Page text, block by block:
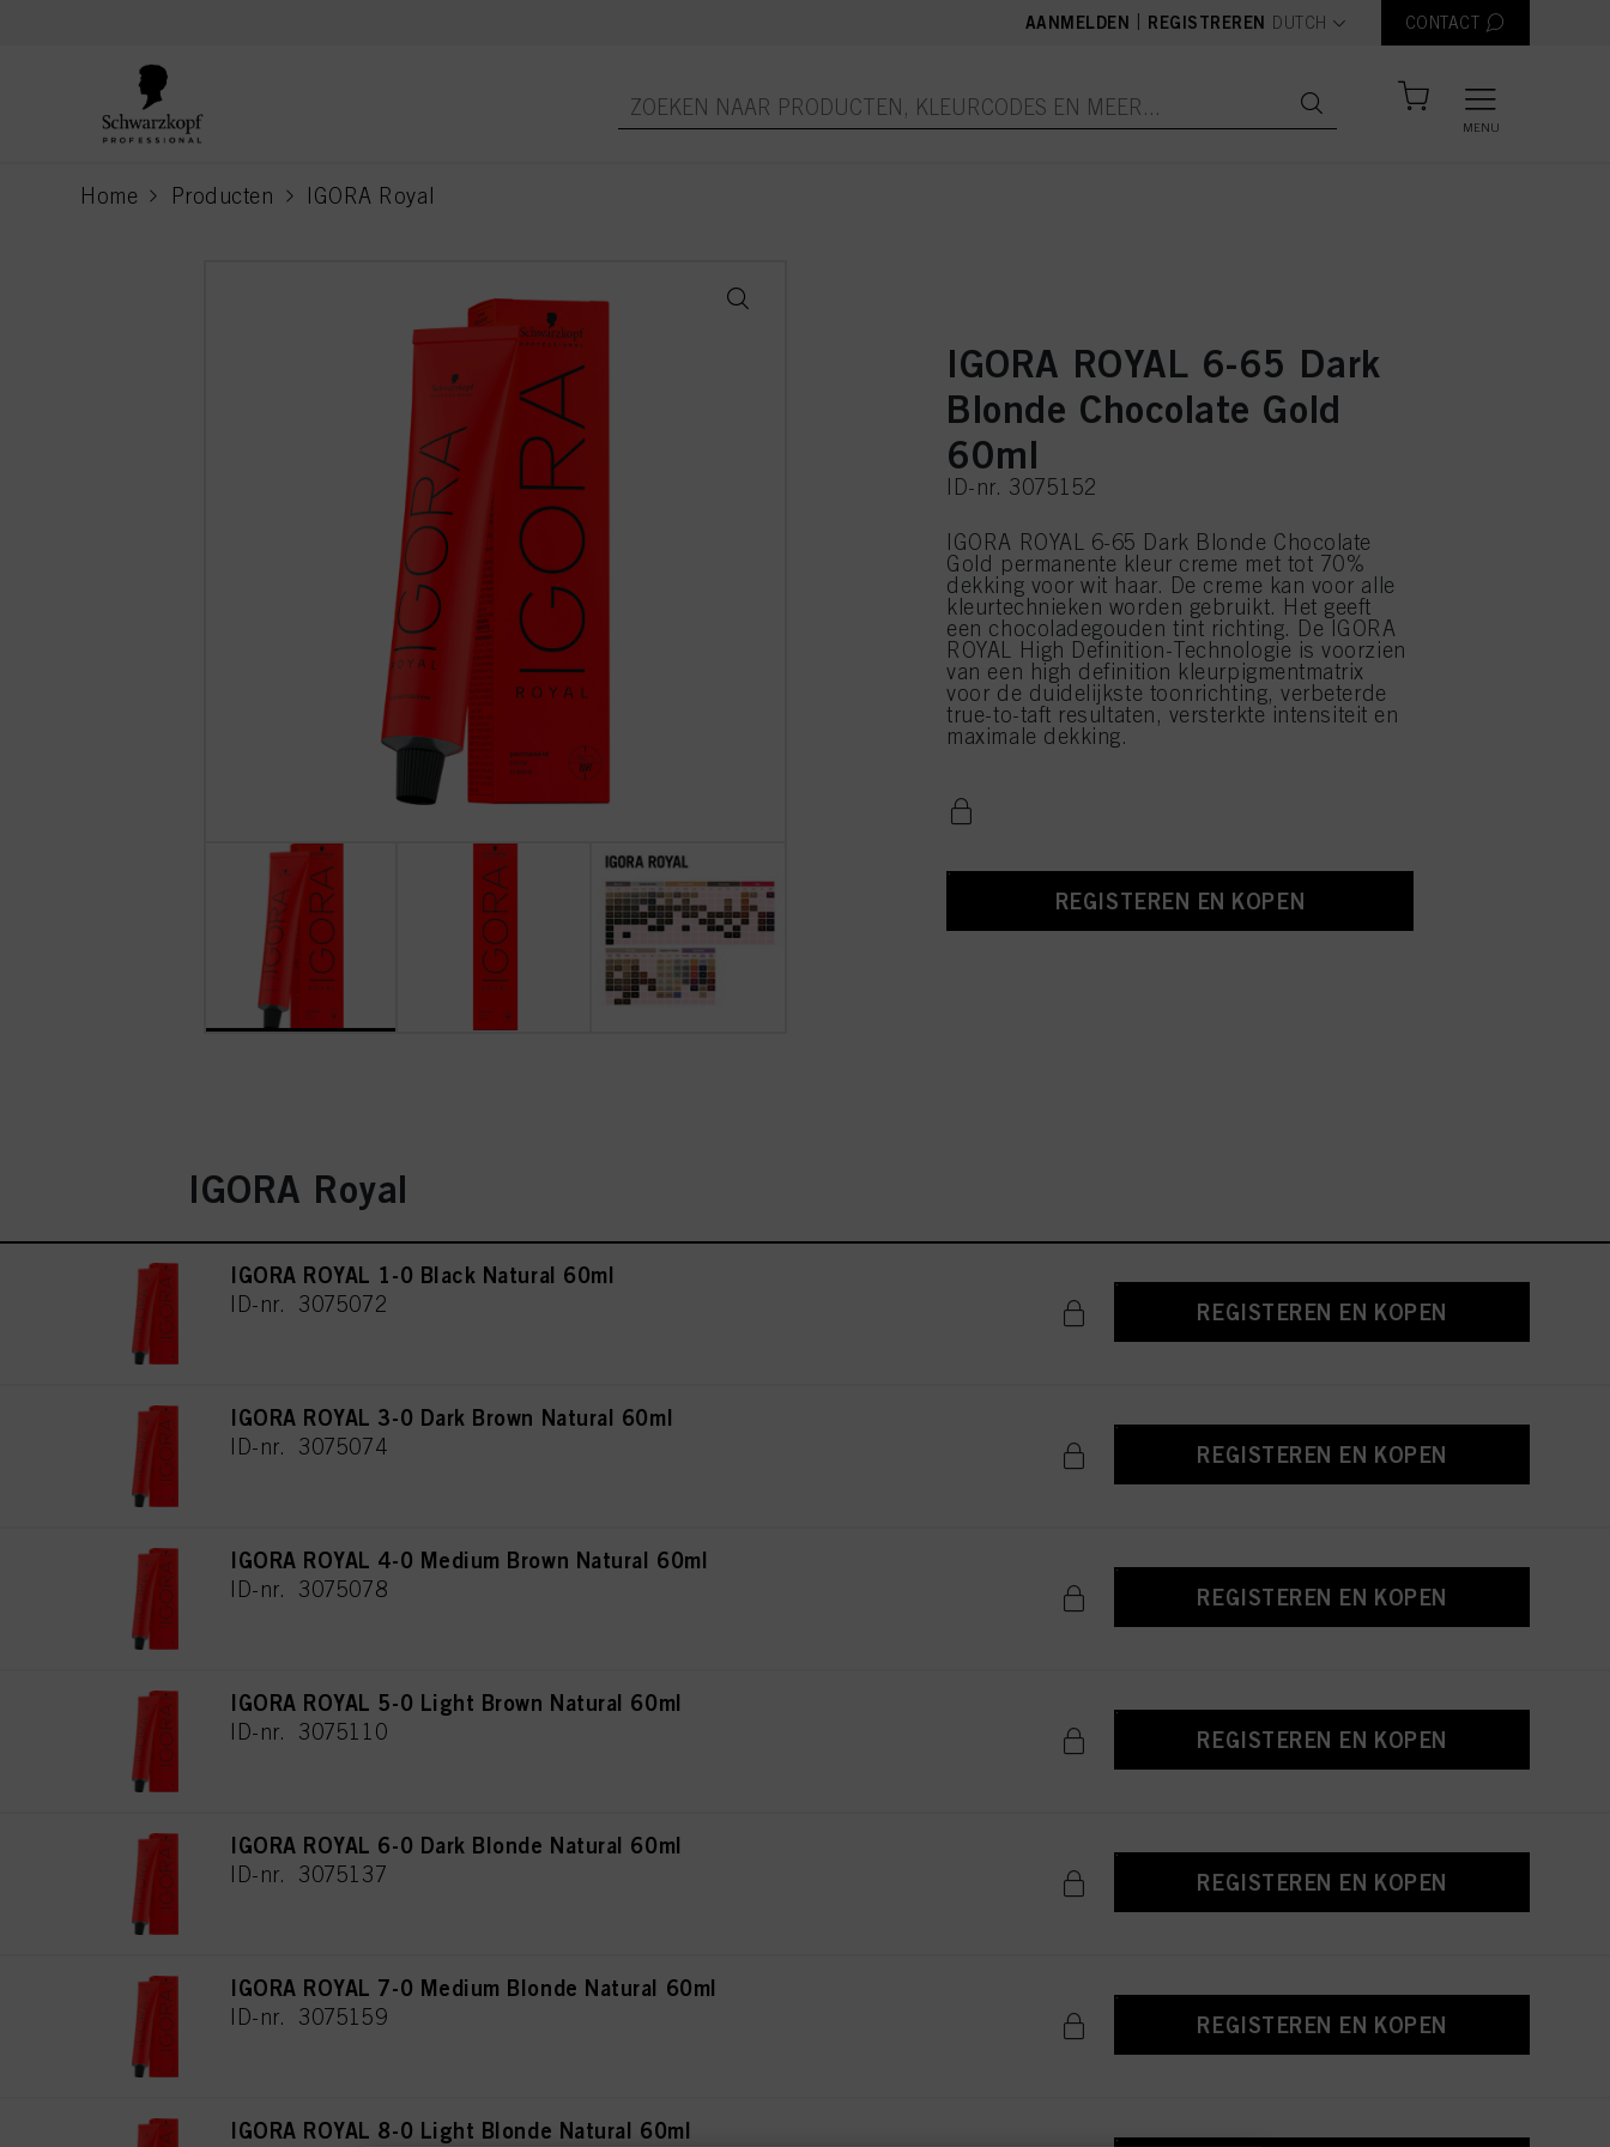
AANMELDEN REGISTREREN text.language
DUTCH CONTACT
MENU
Home Producten IGORA Royal
current page
IGORA ROYAL 6-65 Dark
Blonde Chocolate Gold
60ml
ID-nr. 3075152
IGORA ROYAL 6-65 Dark Blonde Chocolate
Gold permanente kleur creme met tot 70%
dekking voor wit haar. De creme kan voor alle
kleurtechnieken worden gebruikt. Het geeft
een chocoladegouden tint richting. De IGORA
ROYAL High Definition-Technologie is voorzien
van een high definition kleurpigmentmatrix
voor de duidelijkste toonrichting, verbeterde
true-to-taft resultaten, versterkte intensiteit en
maximale dekking.
REGISTEREN EN KOPEN
IGORA Royal
IGORA ROYAL 1-0 Black Natural 60ml
ID-nr. 3075072 REGISTEREN EN KOPEN
IGORA ROYAL 3-0 Dark Brown Natural 60ml
ID-nr. 3075074 REGISTEREN EN KOPEN
IGORA ROYAL 4-0 Medium Brown Natural 60ml
ID-nr. 3075078 REGISTEREN EN KOPEN
IGORA ROYAL 5-0 Light Brown Natural 60ml
ID-nr. 3075110 REGISTEREN EN KOPEN
IGORA ROYAL 6-0 Dark Blonde Natural 60ml
ID-nr. 3075137 REGISTEREN EN KOPEN
IGORA ROYAL 7-0 Medium Blonde Natural 60ml
ID-nr. 3075159 REGISTEREN EN KOPEN
IGORA ROYAL 8-0 Light Blonde Natural 60ml